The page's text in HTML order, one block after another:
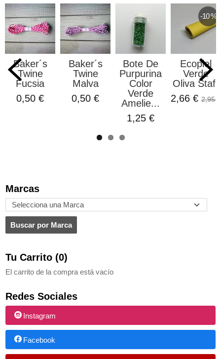
Marcas
Tu Carrito (0)
El carrito de la compra está vacío
Redes Sociales
Instagram
Facebook
Baker´s
Twine
Fucsia
0,50 €
Baker´s
Twine
Malva
0,50 €
Bote De
Purpurina
Color
Verde
Amelie...
1,25 €
-10 %
Ecopiel
Verde
Oliva Stafil
2,66 € 2,95 €